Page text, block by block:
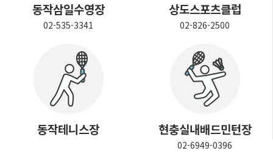
동작삼일수영장
02-535-3341
상도스포츠클럽
02-826-2500
동작테니스장 현충실내배드민턴장
02-6949-0396